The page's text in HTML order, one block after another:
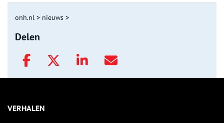
onh.nl > nieuws >
Delen
VERHALEN